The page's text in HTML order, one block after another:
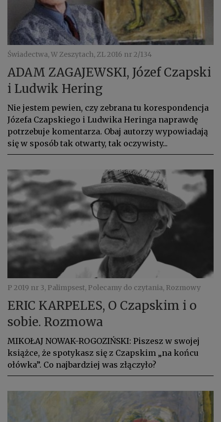
Świadectwa, W Zeszytach, ZL 2016 nr 2/134
ADAM ZAGAJEWSKI, Józef Czapski
i Ludwik Hering
Nie jestem pewien, czy zebrana tu korespondencja
Józefa Czapskiego i Ludwika Heringa naprawdę
potrzebuje komentarza. Obaj autorzy wypowiadają
się w sposób tak otwarty, tak oczywisty...
P 2019 nr 3, Palimpsest, Polecamy do czytania, Rozmowy
ERIC KARPELES, O Czapskim i o
sobie. Rozmowa
MIKOŁAJ NOWAK-ROGOZIŃSKI: Piszesz w swojej
książce, że spotykasz się z Czapskim „na końcu
ołówka”. Co najbardziej was złączyło?